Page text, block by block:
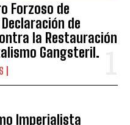
Forzoso de
de
la Restauración
Gangsteril.
Imperialista